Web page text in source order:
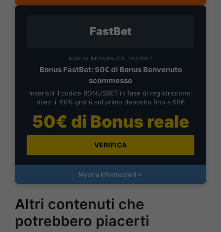
FastBet
BONUS BENVENUTO FASTBET
Bonus FastBet: 50€ di Bonus Benvenuto
scommesse
Inserisci il codice BONUSBET in fase di registrazione:
ricevi il 50% gratis sul primo deposito fino a 50€
50€ di Bonus reale
VERIFICA
Mostra Informazioni
Altri contenuti che
potrebbero piacerti